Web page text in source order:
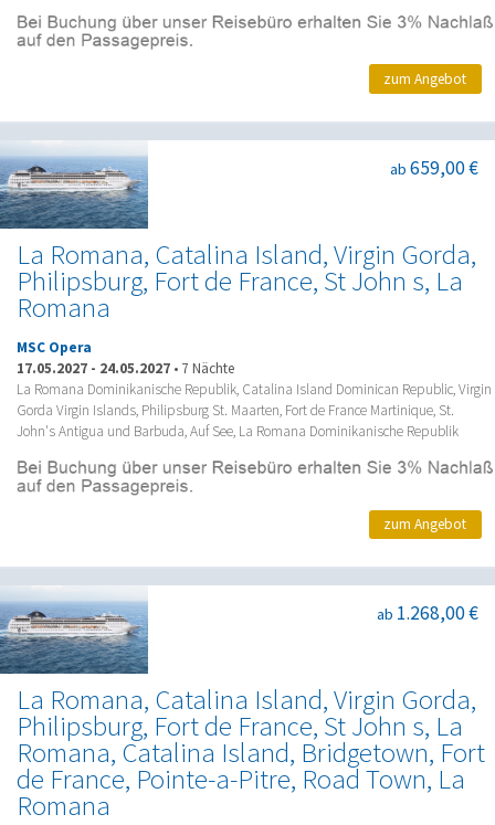
zum Angebot
La Romana, Catalina Island, Virgin Gorda,
Philipsburg, Fort de France, St John s, La
Romana
ab 659,00 €
MSC Opera
17.05.2027 - 24.05.2027 • 7 Nächte
La Romana Dominikanische Republik, Catalina Island Dominican Republic, Virgin
Gorda Virgin Islands, Philipsburg St. Maarten, Fort de France Martinique, St.
John's Antigua und Barbuda, Auf See, La Romana Dominikanische Republik
zum Angebot
La Romana, Catalina Island, Virgin Gorda,
Philipsburg, Fort de France, St John s, La
Romana, Catalina Island, Bridgetown, Fort
de France, Pointe-a-Pitre, Road Town, La
Romana
ab 1.268,00 €